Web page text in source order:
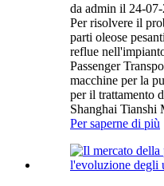
da admin il 24-
Per risolvere il
parti oleose
reflue
Passenger
macchine per la
per il trattamento
Shanghai Tianshi
Per saperne di più